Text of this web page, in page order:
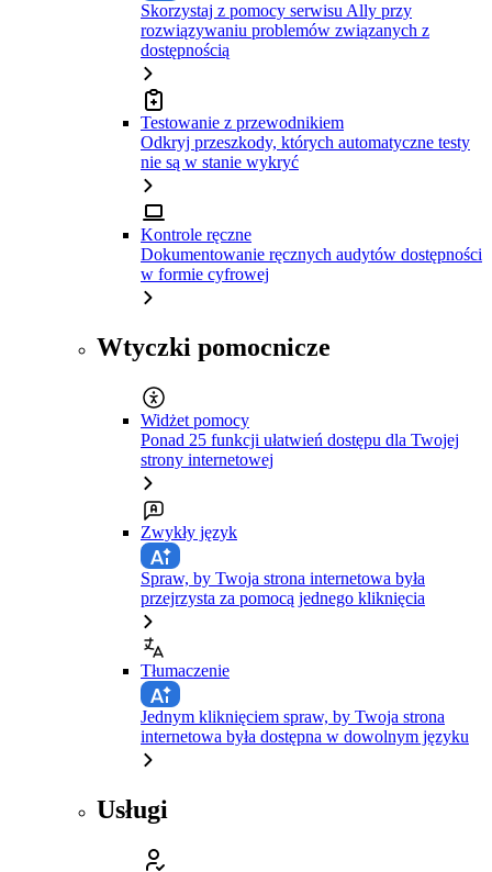
Skorzystaj z pomocy serwisu Ally przy
rozwiązywaniu problemów związanych z
dostępnością
Testowanie z przewodnikiem
Odkryj przeszkody, których automatyczne testy
nie są w stanie wykryć
Kontrole ręczne
Dokumentowanie ręcznych audytów dostępności
w formie cyfrowej
Wtyczki pomocnicze
Widżet pomocy
Ponad 25 funkcji ułatwień dostępu dla Twojej
strony internetowej
Zwykły język
Spraw, by Twoja strona internetowa była
przejrzysta za pomocą jednego kliknięcia
Tłumaczenie
Jednym kliknięciem spraw, by Twoja strona
internetowa była dostępna w dowolnym języku
Usługi